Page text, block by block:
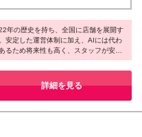
年で月給40万円以上も可能です
駅から徒歩約5分程度と立地も
ラチナ通り店/白金台
/西麻布 *PANTHEON赤坂店/赤
山店/鉢山町 <新宿区>
*銀座店/銀座
<世田谷区> *三宿
/中央区 *PANTHEON西梅田店/
年の歴史を持ち、全国に店舗を展開す
安定した運営体制に加え、AIには代わ
るため将来性も高く、スタッフが安心
ました。エステと違い回数券制度を取
の提案負担が少ないのも特徴。美容に
を手に入れながら自分らしく働きたい
ただきたい企業様です。
詳細を見る